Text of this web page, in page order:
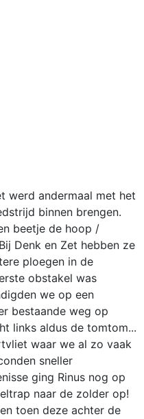
werd andermaal met het
binnen brengen.
beetje de hoop /
Denk en Zet hebben ze
ploegen in de
obstakel was
we op een
bestaande weg op
links aldus de tomtom...
waar we al zo vaak
sneller
ging Rinus nog op
naar de zolder op!
toen deze achter de